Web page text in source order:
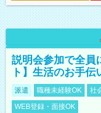
説明会参加で全員
ト】生活のお手伝
派遣 職種未経験OK 社
WEB登録・面接OK